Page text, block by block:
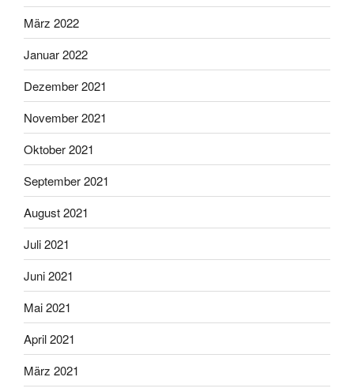
März 2022
Januar 2022
Dezember 2021
November 2021
Oktober 2021
September 2021
August 2021
Juli 2021
Juni 2021
Mai 2021
April 2021
März 2021